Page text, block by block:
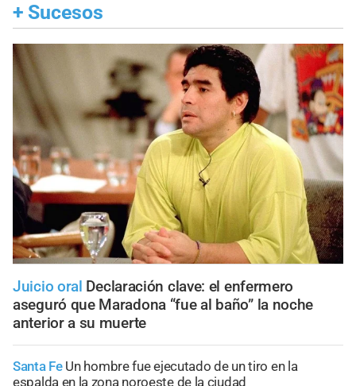
+ Sucesos
Juicio oral Declaración clave: el enfermero
aseguró que Maradona “fue al baño” la noche
anterior a su muerte
Santa Fe Un hombre fue ejecutado de un tiro en la
espalda en la zona noroeste de la ciudad